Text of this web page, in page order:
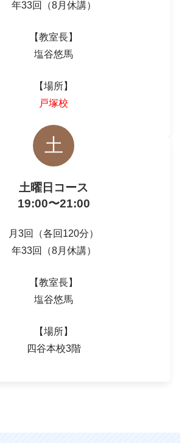
年33回（8月休講）
【教室長】
塩谷悠馬
【場所】
戸塚校
土
土曜日コース
19:00〜21:00
月3回（各回120分）
年33回（8月休講）
【教室長】
塩谷悠馬
【場所】
四谷本校3階